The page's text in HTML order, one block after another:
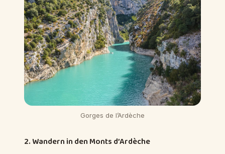
Gorges de l’Ardèche
2. Wandern in den Monts d’Ardèche